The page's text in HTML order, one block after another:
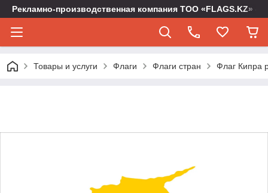
Рекламно-производственная компания ТОО «FLAGS.KZ» -
Товары и услуги Флаги Флаги стран Флаг Кипра